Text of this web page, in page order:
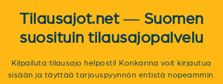
Tilausajot.net — Suomen
suosituin tilausajopalvelu
Kilpailuta tilausajo helposti! Konkarina voit kirjautua
sisään ja täyttää tarjouspyynnön entistä nopeammin.